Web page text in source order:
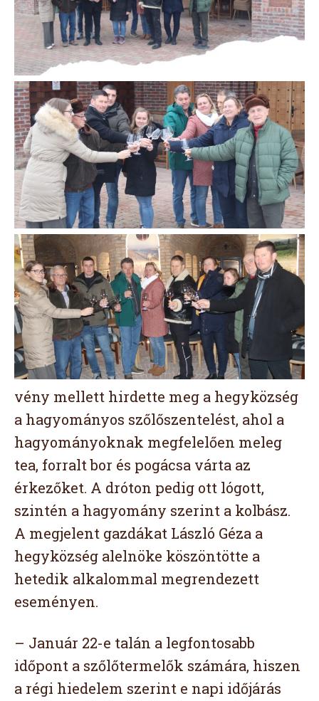
vény mellett hirdette meg a hegyközség
a hagyományos szőlőszentelést, ahol a
hagyományoknak megfelelően meleg
tea, forralt bor és pogácsa várta az
érkezőket. A dróton pedig ott lógott,
szintén a hagyomány szerint a kolbász.
A megjelent gazdákat László Géza a
hegyközség alelnöke köszöntötte a
hetedik alkalommal megrendezett
eseményen.
– Január 22-e talán a legfontosabb
időpont a szőlőtermelők számára, hiszen
a régi hiedelem szerint e napi időjárás